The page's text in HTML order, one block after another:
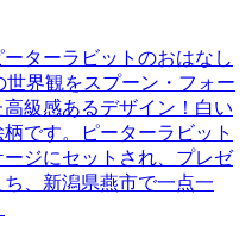
ターラビットのおはなし
界観をスプーン・フォー
級感あるデザイン！白い
です。ピーターラビット
ジにセットされ、プレゼ
、新潟県燕市で一点一